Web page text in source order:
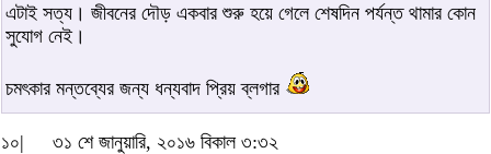
এটাই সত্য। জীবনের দৌড় একবার শুরু হয়ে গেলে শেষদিন পর্যন্ত থামার কোন
সুযোগ নেই।
চমৎকার মন্তব্যের জন্য ধন্যবাদ প্রিয় ব্লগার
১০|
৩১ শে জানুয়ারি, ২০১৬ বিকাল ৩:৩২